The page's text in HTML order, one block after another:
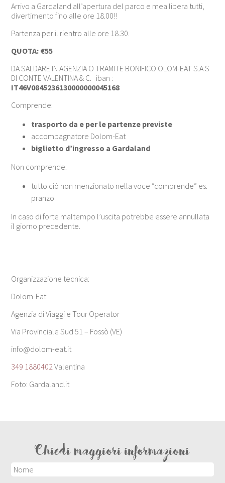
Arrivo a Gardaland all’apertura del parco e mea libera tutti,
divertimento fino alle ore 18.00!!
Partenza per il rientro alle ore 18.30.
QUOTA: €55
DA SALDARE IN AGENZIA O TRAMITE BONIFICO OLOM-EAT S.A.S
DI CONTE VALENTINA & C. iban :
IT46V0845236130000000045168
Comprende:
trasporto da e per le partenze previste
accompagnatore Dolom-Eat
biglietto d’ingresso a Gardaland
Non comprende:
tutto ciò non menzionato nella voce “comprende” es.
pranzo
In caso di forte maltempo l’uscita potrebbe essere annullata
il giorno precedente.
Organizzazione tecnica:
Dolom-Eat
Agenzia di Viaggi e Tour Operator
Via Provinciale Sud 51 – Fossò (VE)
info@dolom-eat.it
349 1880402 Valentina
Foto: Gardaland.it
Chiedi maggiori informazioni